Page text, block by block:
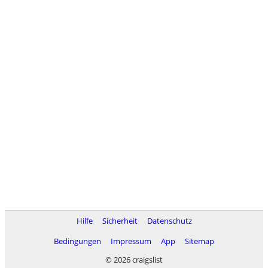
Hilfe Sicherheit
Datenschutz
Bedingungen
Impressum App
Sitemap
© 2026 craigslist